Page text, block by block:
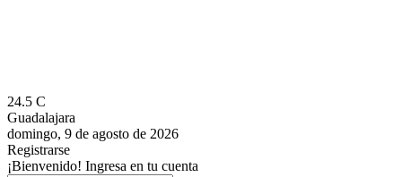
24.5 C
Guadalajara
domingo, 9 de agosto de 2026
Registrarse
¡Bienvenido! Ingresa en tu cuenta